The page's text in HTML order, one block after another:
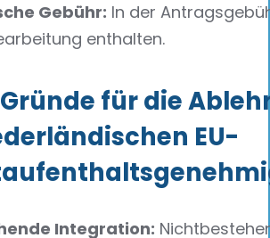
Gebühr: In der
enthalten.
für die
EU-
Integration: